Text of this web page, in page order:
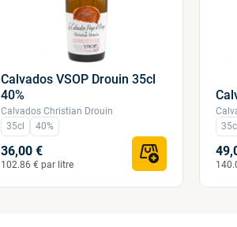
Calvados VSOP Drouin 35cl
40%
Calvados Christian Drouin
35cl
40%
36,00 €
102.86 € par litre
35cl